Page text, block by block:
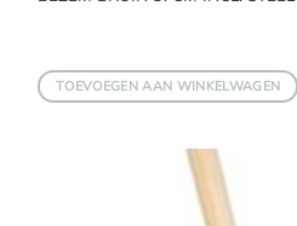
TOEVOEGEN AAN WINKELWAGEN